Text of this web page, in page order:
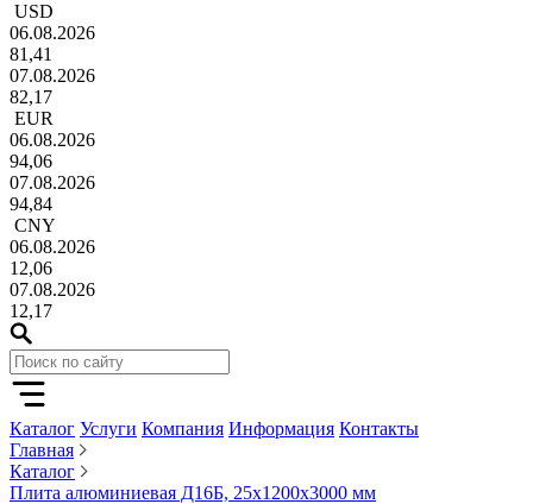
USD
06.08.2026
81,41
07.08.2026
82,17
EUR
06.08.2026
94,06
07.08.2026
94,84
CNY
06.08.2026
12,06
07.08.2026
12,17
Каталог Услуги Компания Информация Контакты
Главная
Каталог
Плита алюминиевая Д16Б, 25х1200х3000 мм